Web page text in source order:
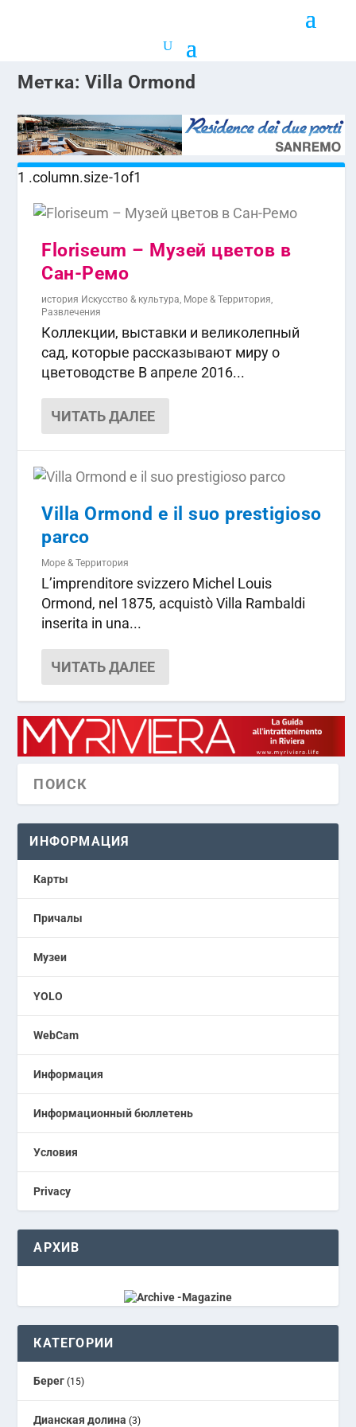
Метка: Villa Ormond
Floriseum – Музей цветов в
Сан-Ремо
история Искусство & культура, Море & Территория,
Развлечения
Коллекции, выставки и великолепный
сад, которые рассказывают миру о
цветоводстве В апреле 2016...
ЧИТАТЬ ДАЛЕЕ
Villa Ormond e il suo prestigioso
parco
Море & Территория
L’imprenditore svizzero Michel Louis
Ormond, nel 1875, acquistò Villa Rambaldi
inserita in una...
ЧИТАТЬ ДАЛЕЕ
ИНФОРМАЦИЯ
Карты
Причалы
Музеи
YOLO
WebCam
Информация
Информационный бюллетень
Условия
Privacy
АРХИВ
КАТЕГОРИИ
Берег (15)
Дианская долина (3)